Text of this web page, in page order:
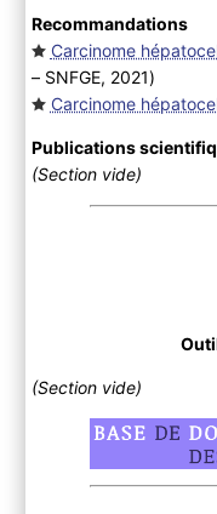
Recommandations
Carcinome
– SNFGE, 2021)
Carcinome
Publications
(Section vide)
(Section vide)